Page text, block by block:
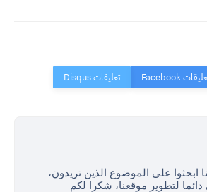
ابحثوا على الموضوع الذين تريدون،
لتطوير موقعنا، شكرا لكم